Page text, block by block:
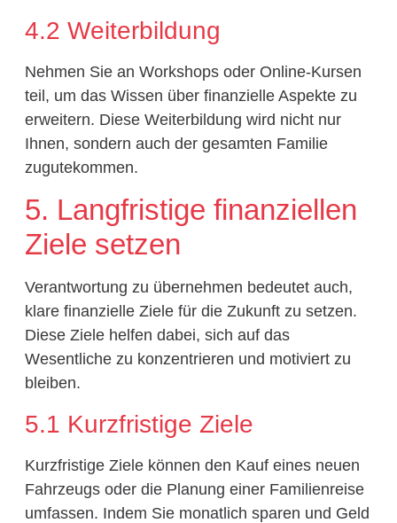
4.2 Weiterbildung
Nehmen Sie an Workshops oder Online-Kursen
teil, um das Wissen über finanzielle Aspekte zu
erweitern. Diese Weiterbildung wird nicht nur
Ihnen, sondern auch der gesamten Familie
zugutekommen.
5. Langfristige finanziellen
Ziele setzen
Verantwortung zu übernehmen bedeutet auch,
klare finanzielle Ziele für die Zukunft zu setzen.
Diese Ziele helfen dabei, sich auf das
Wesentliche zu konzentrieren und motiviert zu
bleiben.
5.1 Kurzfristige Ziele
Kurzfristige Ziele können den Kauf eines neuen
Fahrzeugs oder die Planung einer Familienreise
umfassen. Indem Sie monatlich sparen und Geld